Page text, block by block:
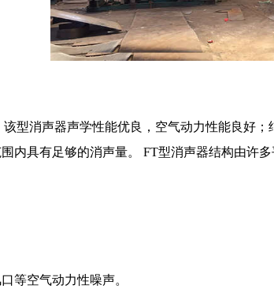
型消声器声学性能优良，空气动力性能良好
内具有足够的消声量。 FT型消声器结构由许
等空气动力性噪声。